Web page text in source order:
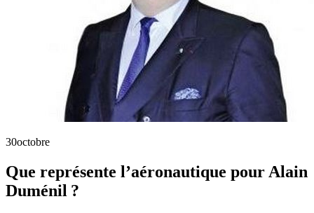
30octobre
Que représente l’aéronautique pour Alain
Duménil ?